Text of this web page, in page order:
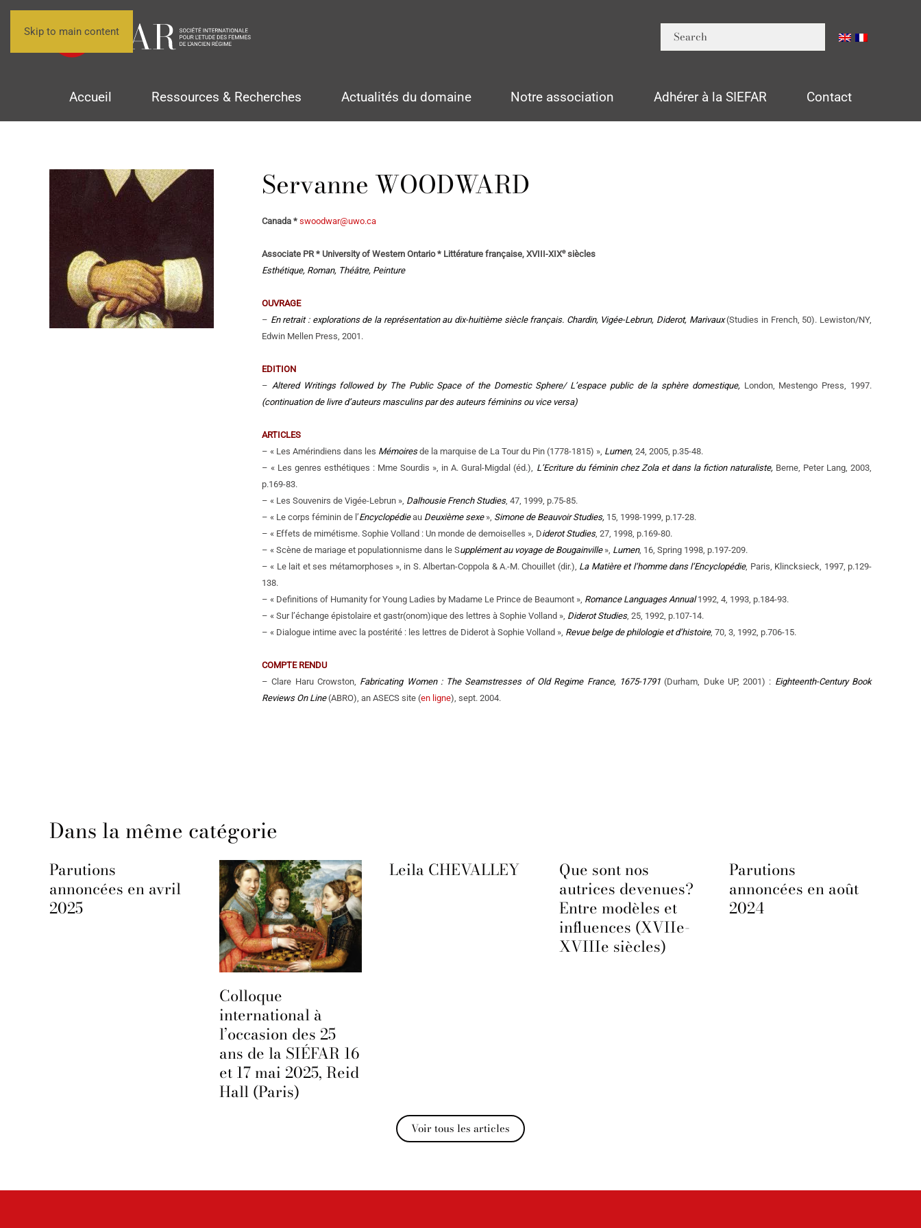
Skip to main content
Accueil Ressources & Recherches Actualités du domaine Notre association Adhérer à la SIEFAR Contact
Servanne WOODWARD
Canada * swoodwar@uwo.ca
Associate PR * University of Western Ontario * Littérature française, XVIII-XIXesiècles
Esthétique, Roman, Théâtre, Peinture
OUVRAGE
– En retrait : explorations de la représentation au dix-huitième siècle français. Chardin, Vigée-Lebrun, Diderot, Marivaux(Studies in French, 50). Lewiston/NY,
Edwin Mellen Press, 2001.
EDITION
– Altered Writings followed by The Public Space of the Domestic Sphere/ L’espace public de la sphère domestique,London, Mestengo Press, 1997.
(continuation de livre d’auteurs masculins par des auteurs féminins ou vice versa)
ARTICLES
– « Les Amérindiens dans les Mémoiresde la marquise de La Tour du Pin (1778-1815) », Lumen, 24, 2005, p.35-48.
– « Les genres esthétiques : Mme Sourdis », in A. Gural-Migdal (éd.), L’Ecriture du féminin chez Zola et dans la fiction naturaliste,Berne, Peter Lang, 2003,
p.169-83.
– « Les Souvenirs de Vigée-Lebrun », Dalhousie French Studies, 47, 1999, p.75-85.
– « Le corps féminin de l’Encyclopédieau Deuxième sexe», Simone de Beauvoir Studies, 15, 1998-1999, p.17-28.
– « Effets de mimétisme. Sophie Volland : Un monde de demoiselles », Diderot Studies, 27, 1998, p.169-80.
– « Scène de mariage et populationnisme dans le Supplément au voyage de Bougainville», Lumen, 16, Spring 1998, p.197-209.
– « Le lait et ses métamorphoses », in S. Albertan-Coppola & A.-M. Chouillet (dir.), La Matière et l’homme dans l’Encyclopédie, Paris, Klincksieck, 1997, p.129-
138.
– « Definitions of Humanity for Young Ladies by Madame Le Prince de Beaumont », Romance Languages Annual1992, 4, 1993, p.184-93.
– « Sur l’échange épistolaire et gastr(onom)ique des lettres à Sophie Volland », Diderot Studies, 25, 1992, p.107-14.
– « Dialogue intime avec la postérité : les lettres de Diderot à Sophie Volland », Revue belge de philologie et d’histoire, 70, 3, 1992, p.706-15.
COMPTE RENDU
– Clare Haru Crowston, Fabricating Women : The Seamstresses of Old Regime France, 1675-1791(Durham, Duke UP, 2001) : Eighteenth-Century Book
Reviews On Line(ABRO), an ASECS site (en ligne), sept. 2004.
Dans la même catégorie
Parutions
annoncées en avril
2025
Colloque
international à
l’occasion des 25
ans de la SIÉFAR 16
et 17 mai 2025, Reid
Hall (Paris)
Leila CHEVALLEY
Que sont nos
autrices devenues?
Entre modèles et
influences (XVIIe-
XVIIIe siècles)
Parutions
annoncées en août
2024
Voir tous les articles